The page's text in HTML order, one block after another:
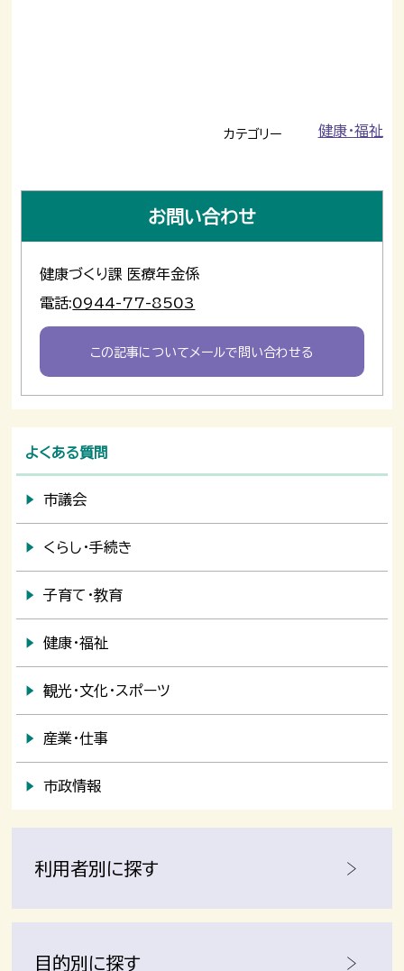
カテゴリー 健康・福祉
お問い合わせ
健康づくり課 医療年金係
電話:0944-77-8503
この記事についてメールで問い合わせる
よくある質問
市議会
くらし・手続き
子育て・教育
健康・福祉
観光・文化・スポーツ
産業・仕事
市政情報
利用者別に探す
目的別に探す